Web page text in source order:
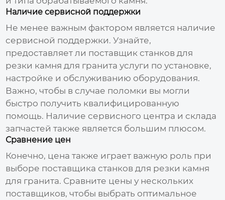
Наличие сервисной поддержки
Не менее важным фактором является наличие
сервисной поддержки. Узнайте,
предоставляет ли поставщик станков для
резки камня для гранита услуги по установке,
настройке и обслуживанию оборудования.
Важно, чтобы в случае поломки вы могли
быстро получить квалифицированную
помощь. Наличие сервисного центра и склада
запчастей также является большим плюсом.
Сравнение цен
Конечно, цена также играет важную роль при
выборе поставщика станков для резки камня
для гранита. Сравните цены у нескольких
поставщиков, чтобы выбрать оптимальное